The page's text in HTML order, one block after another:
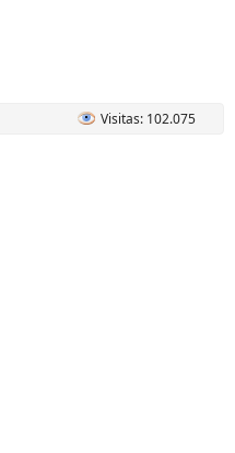
Visitas: 102.075